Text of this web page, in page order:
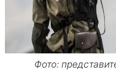
Фото: